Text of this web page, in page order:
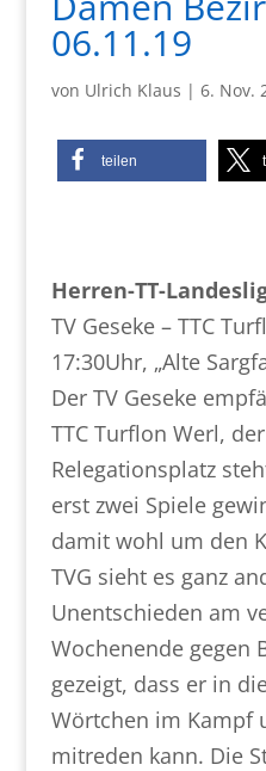
06.11.19
von Ulrich Klaus | 6. Nov.
teilen
Herren-TT-
TV Geseke – TTC
17:30Uhr, „Alte
Der TV Geseke
TTC Turflon Werl,
Relegationsplatz
erst zwei Spiele
damit wohl um den
TVG sieht es ganz
Unentschieden am
Wochenende gegen
gezeigt, dass er in
Wörtchen im Kampf
mitreden kann. Die